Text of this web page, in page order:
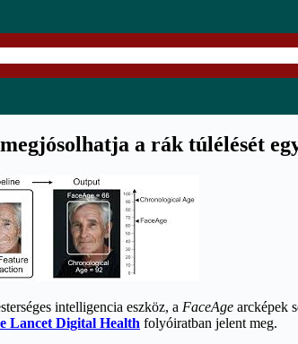
a rák túlélését
intelligencia eszköz, a FaceAge arcképek
Lancet Digital Health folyóiratban jelent meg.